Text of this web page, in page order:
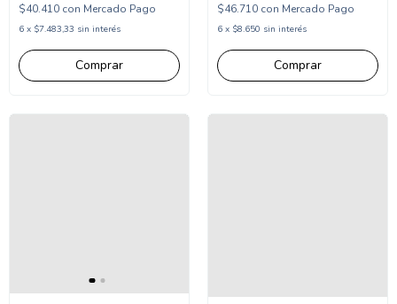
$40.410 con Mercado Pago
6 x $7.483,33 sin interés
Comprar
$46.710 con Mercado Pago
6 x $8.650 sin interés
Comprar